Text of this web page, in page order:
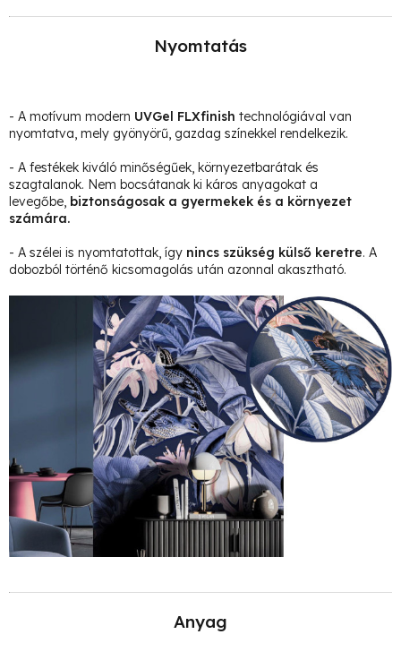
Nyomtatás
- A motívum modern UVGel FLXfinish technológiával van
nyomtatva, mely gyönyörű, gazdag színekkel rendelkezik.
- A festékek kiváló minőségűek, környezetbarátak és
szagtalanok. Nem bocsátanak ki káros anyagokat a
levegőbe, biztonságosak a gyermekek és a környezet
számára.
- A szélei is nyomtatottak, így nincs szükség külső keretre. A
dobozból történő kicsomagolás után azonnal akasztható.
Anyag